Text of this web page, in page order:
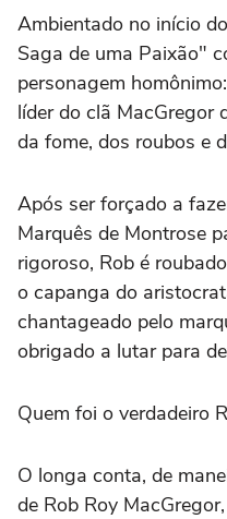
Ambientado no início
Saga de uma Paixão"
personagem
líder do clã MacGregor
da fome, dos roubos e
Após ser forçado a
Marquês de Montrose
rigoroso, Rob é
o capanga do
chantageado pelo
obrigado a lutar para
Quem foi o verdadeiro
O longa conta, de
de Rob Roy